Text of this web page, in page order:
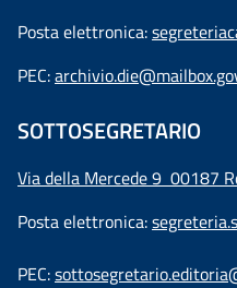
Posta elettronica:
PEC:
SOTTOSEGRETARIO
Via della Mercede 9 00187
Posta elettronica:
PEC: